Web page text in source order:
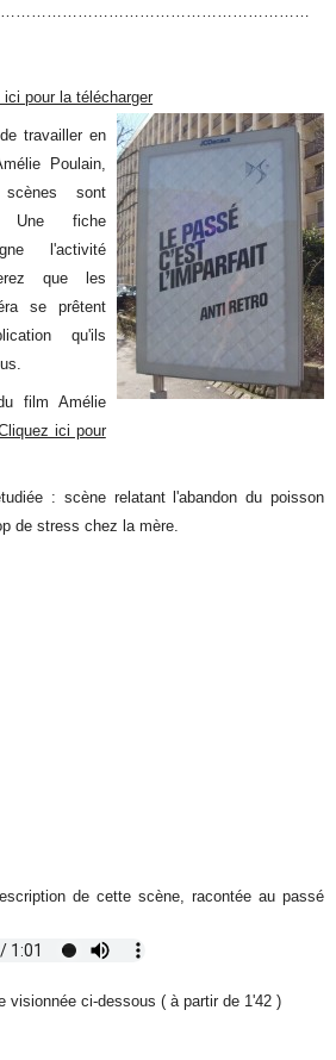
ici pour la télécharger
travailler en
Poulain,
sont
Une fiche
l'activité
que les
se prêtent
qu'ils
film Amélie
ici pour
: scène relatant l'abandon du poisson
de stress chez la mère.
de cette scène, racontée au passé
visionnée ci-dessous ( à partir de 1'42 )